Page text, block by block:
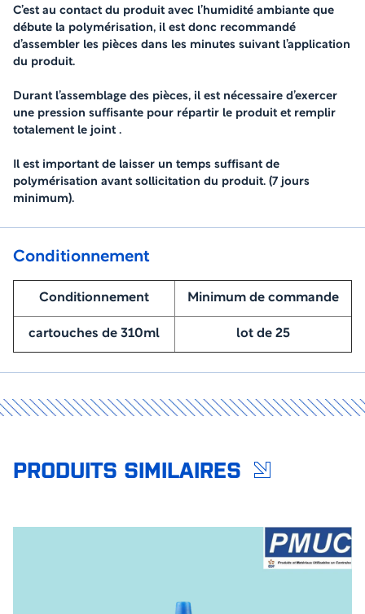
C’est au contact du produit avec l’humidité ambiante que
débute la polymérisation, il est donc recommandé
d’assembler les pièces dans les minutes suivant l’application
du produit.
Durant l’assemblage des pièces, il est nécessaire d’exercer
une pression suffisante pour répartir le produit et remplir
totalement le joint .
Il est important de laisser un temps suffisant de
polymérisation avant sollicitation du produit. (7 jours
minimum).
Conditionnement
Conditionnement Minimum de commande
cartouches de 310ml lot de 25
PRODUITS SIMILAIRES